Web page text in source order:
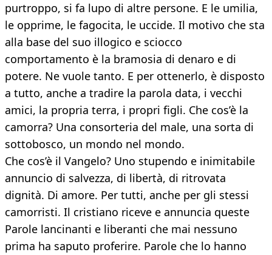
purtroppo, si fa lupo di altre persone. E le umilia,
le opprime, le fagocita, le uccide. Il motivo che sta
alla base del suo illogico e sciocco
comportamento è la bramosia di denaro e di
potere. Ne vuole tanto. E per ottenerlo, è disposto
a tutto, anche a tradire la parola data, i vecchi
amici, la propria terra, i propri figli. Che cos’è la
camorra? Una consorteria del male, una sorta di
sottobosco, un mondo nel mondo.
Che cos’è il Vangelo? Uno stupendo e inimitabile
annuncio di salvezza, di libertà, di ritrovata
dignità. Di amore. Per tutti, anche per gli stessi
camorristi. Il cristiano riceve e annuncia queste
Parole lancinanti e liberanti che mai nessuno
prima ha saputo proferire. Parole che lo hanno